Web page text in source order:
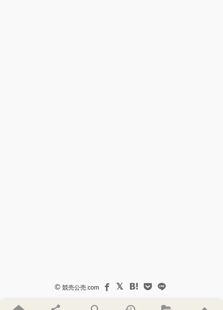
© 競売公売.com